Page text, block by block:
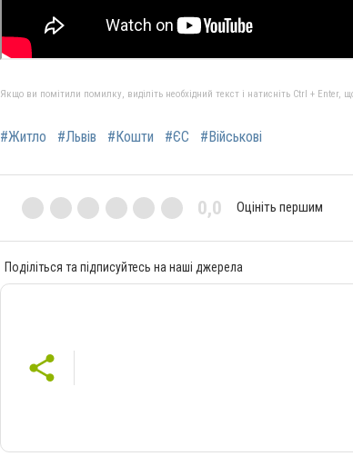
Якщо ви помітили помилку, виділіть необхідний текст і натисніть Ctrl + Enter,
#Житло #Львів #Кошти #ЄС #Військові
0,0 Оцініть першим
Поділіться та підписуйтесь на наші джерела